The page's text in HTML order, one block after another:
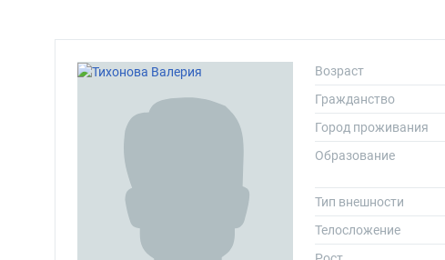
Возраст
Гражданство
Город проживания
Образование
Тип внешности
Телосложение